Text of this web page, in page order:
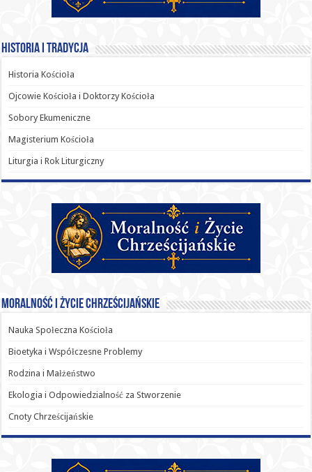
Historia i Tradycja
Historia Kościoła
Ojcowie Kościoła i Doktorzy Kościoła
Sobory Ekumeniczne
Magisterium Kościoła
Liturgia i Rok Liturgiczny
Moralność i Życie Chrześcijańskie
Nauka Społeczna Kościoła
Bioetyka i Współczesne Problemy
Rodzina i Małżeństwo
Ekologia i Odpowiedzialność za Stworzenie
Cnoty Chrześcijańskie